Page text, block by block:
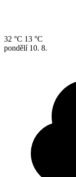
32 °C 13 °C
pondělí 10. 8.